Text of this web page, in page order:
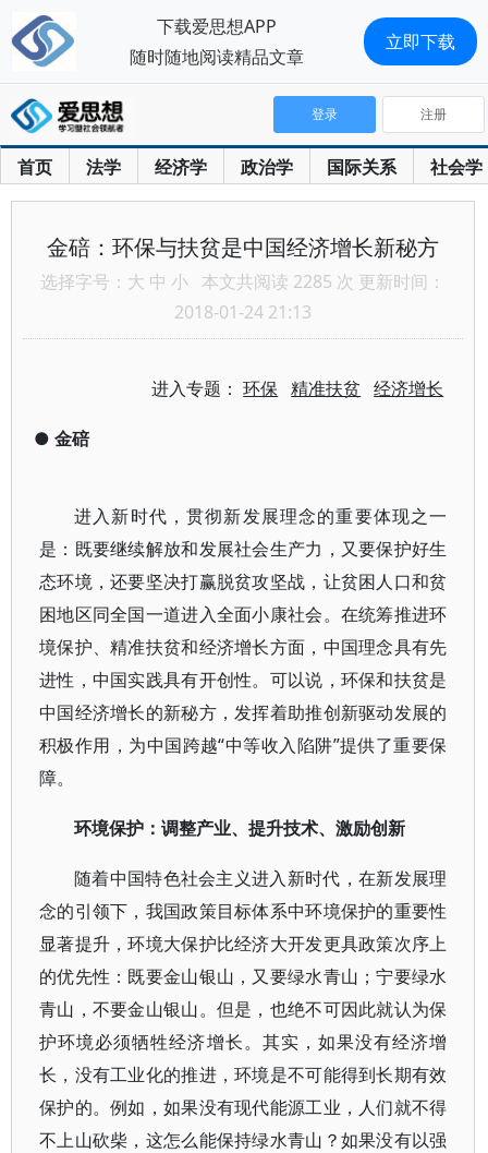
首页 法学 经济学 政治学 国际关系 社会学
登录 注册
金碚：环保与扶贫是中国经济增长新秘方
选择字号： 大 中 小 本文共阅读 2285 次 更新时间：
2018-01-24 21:13
进入专题：环保 精准扶贫 经济增长
● 金碚
进入新时代，贯彻新发展理念的重要体现之一
是：既要继续解放和发展社会生产力，又要保护好生
态环境，还要坚决打赢脱贫攻坚战，让贫困人口和贫
困地区同全国一道进入全面小康社会。在统筹推进环
境保护、精准扶贫和经济增长方面，中国理念具有先
进性，中国实践具有开创性。可以说，环保和扶贫是
中国经济增长的新秘方，发挥着助推创新驱动发展的
积极作用，为中国跨越“中等收入陷阱”提供了重要保
障。
环境保护：调整产业、提升技术、激励创新
随着中国特色社会主义进入新时代，在新发展理
念的引领下，我国政策目标体系中环境保护的重要性
显著提升，环境大保护比经济大开发更具政策次序上
的优先性：既要金山银山，又要绿水青山；宁要绿水
青山，不要金山银山。但是，也绝不可因此就认为保
护环境必须牺牲经济增长。其实，如果没有经济增
长，没有工业化的推进，环境是不可能得到长期有效
保护的。例如，如果没有现代能源工业，人们就不得
不上山砍柴，这怎么能保持绿水青山？如果没有以强
下载爱思想APP
随时随地阅读精品文章
立即下载